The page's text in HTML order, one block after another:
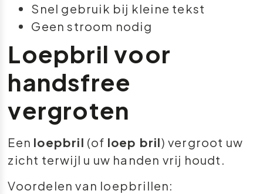
Snel gebruik bij kleine tekst
Geen stroom nodig
Loepbril voor
handsfree
vergroten
Een loepbril (of loep bril) vergroot uw
zicht terwijl u uw handen vrij houdt.
Voordelen van loepbrillen: